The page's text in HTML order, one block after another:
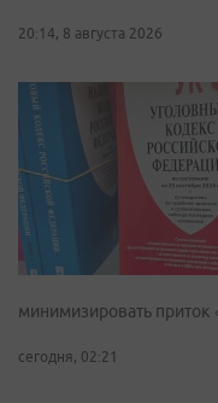
20:14, 8 августа 2026
минимизировать
сегодня, 02:21